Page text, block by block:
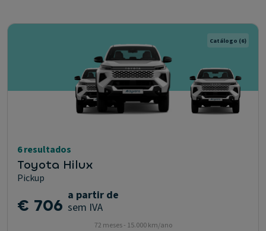
Catálogo (6)
6 resultados
Toyota Hilux
Pickup
€ 706 a partir de
sem IVA
72 meses - 15.000 km/ano